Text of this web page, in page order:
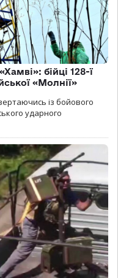
бійці 128-ї
«Молнії»
із бойового
ударного